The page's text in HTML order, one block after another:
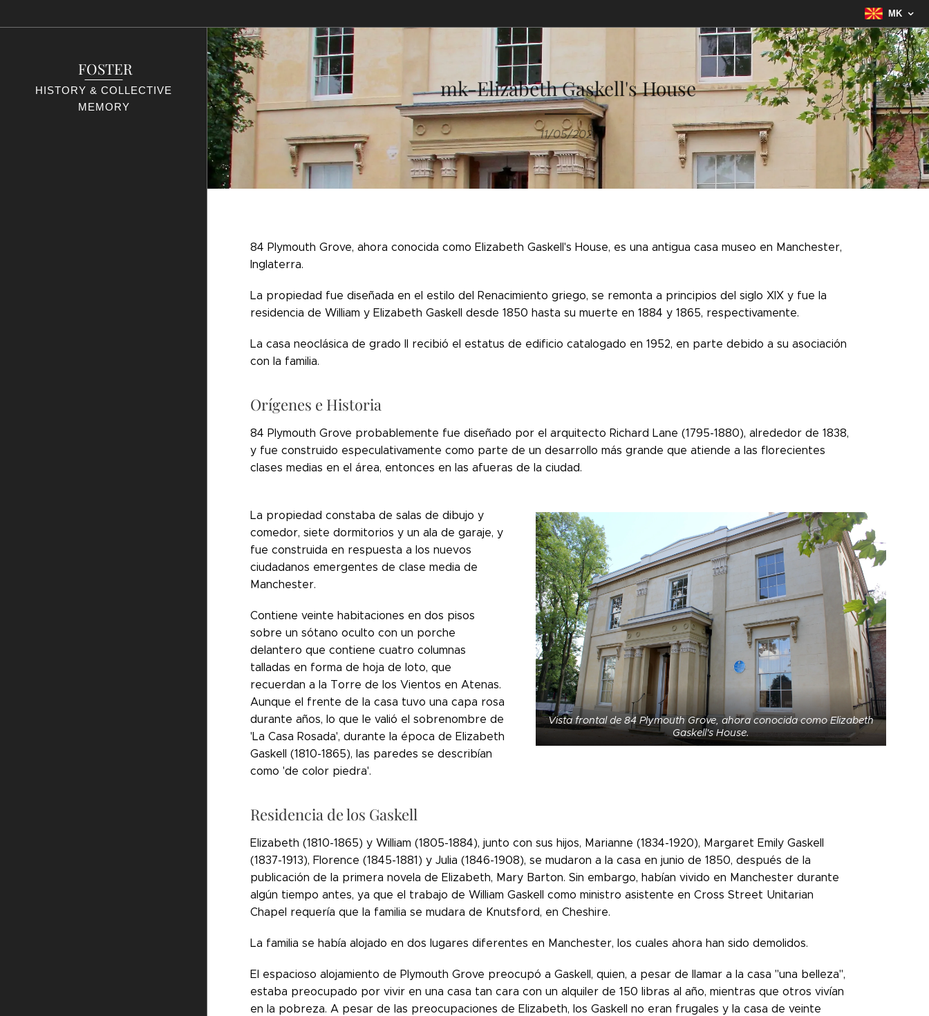
MK
FOSTER
HISTORY & COLLECTIVE
MEMORY
mk-Elizabeth Gaskell's House
11/05/2021
84 Plymouth Grove, ahora conocida como Elizabeth Gaskell's House, es una antigua casa museo en Manchester,
Inglaterra.
La propiedad fue diseñada en el estilo del Renacimiento griego, se remonta a principios del siglo XIX y fue la
residencia de William y Elizabeth Gaskell desde 1850 hasta su muerte en 1884 y 1865, respectivamente.
La casa neoclásica de grado II recibió el estatus de edificio catalogado en 1952, en parte debido a su asociación
con la familia.
Orígenes e Historia
84 Plymouth Grove probablemente fue diseñado por el arquitecto Richard Lane (1795-1880), alrededor de 1838,
y fue construido especulativamente como parte de un desarrollo más grande que atiende a las florecientes
clases medias en el área, entonces en las afueras de la ciudad.
Vista frontal de 84 Plymouth Grove, ahora conocida como Elizabeth
Gaskell's House.
La propiedad constaba de salas de dibujo y
comedor, siete dormitorios y un ala de garaje, y
fue construida en respuesta a los nuevos
ciudadanos emergentes de clase media de
Manchester.
Contiene veinte habitaciones en dos pisos
sobre un sótano oculto con un porche
delantero que contiene cuatro columnas
talladas en forma de hoja de loto, que
recuerdan a la Torre de los Vientos en Atenas.
Aunque el frente de la casa tuvo una capa rosa
durante años, lo que le valió el sobrenombre de
'La Casa Rosada', durante la época de Elizabeth
Gaskell (1810-1865), las paredes se describían
como 'de color piedra'.
Residencia de los Gaskell
Elizabeth (1810-1865) y William (1805-1884), junto con sus hijos, Marianne (1834-1920), Margaret Emily Gaskell
(1837-1913), Florence (1845-1881) y Julia (1846-1908), se mudaron a la casa en junio de 1850, después de la
publicación de la primera novela de Elizabeth, Mary Barton. Sin embargo, habían vivido en Manchester durante
algún tiempo antes, ya que el trabajo de William Gaskell como ministro asistente en Cross Street Unitarian
Chapel requería que la familia se mudara de Knutsford, en Cheshire.
La familia se había alojado en dos lugares diferentes en Manchester, los cuales ahora han sido demolidos.
El espacioso alojamiento de Plymouth Grove preocupó a Gaskell, quien, a pesar de llamar a la casa "una belleza",
estaba preocupado por vivir en una casa tan cara con un alquiler de 150 libras al año, mientras que otros vivían
en la pobreza. A pesar de las preocupaciones de Elizabeth, los Gaskell no eran frugales y la casa de veinte